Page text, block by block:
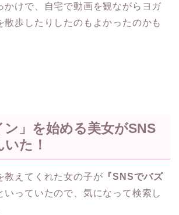
かけで、自宅で動画を観ながらヨガ
散歩したりしたのもよかったのかも
ン」を始める美女がSNS
た！
教えてくれた女の子が 『SNSでバズ
いっていたので、気になって検索し